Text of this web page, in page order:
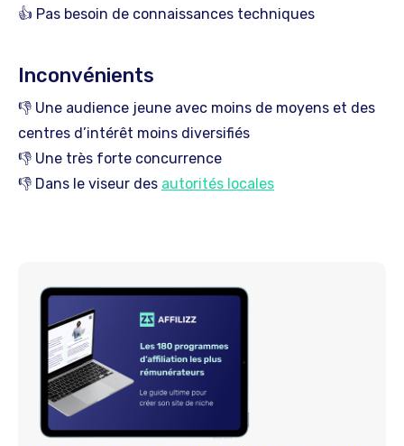
👍 Pas besoin de connaissances techniques
Inconvénients
👎 Une audience jeune avec moins de moyens et des
centres d’intérêt moins diversifiés
👎 Une très forte concurrence
👎 Dans le viseur des autorités locales